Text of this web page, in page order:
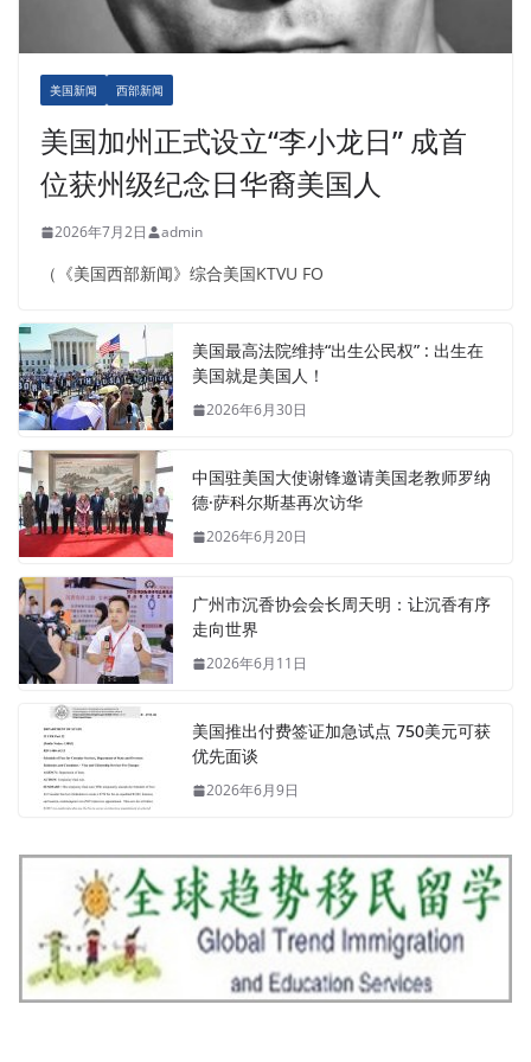
美国新闻 西部新闻
美国加州正式设立“李小龙日” 成首
位获州级纪念日华裔美国人
2026年7月2日 admin
（《美国西部新闻》综合美国KTVU FO
美国最高法院维持“出生公民权” : 出生在
美国就是美国人！
2026年6月30日
中国驻美国大使谢锋邀请美国老教师罗纳
德·萨科尔斯基再次访华
2026年6月20日
广州市沉香协会会长周天明：让沉香有序
走向世界
2026年6月11日
美国推出付费签证加急试点 750美元可获
优先面谈
2026年6月9日